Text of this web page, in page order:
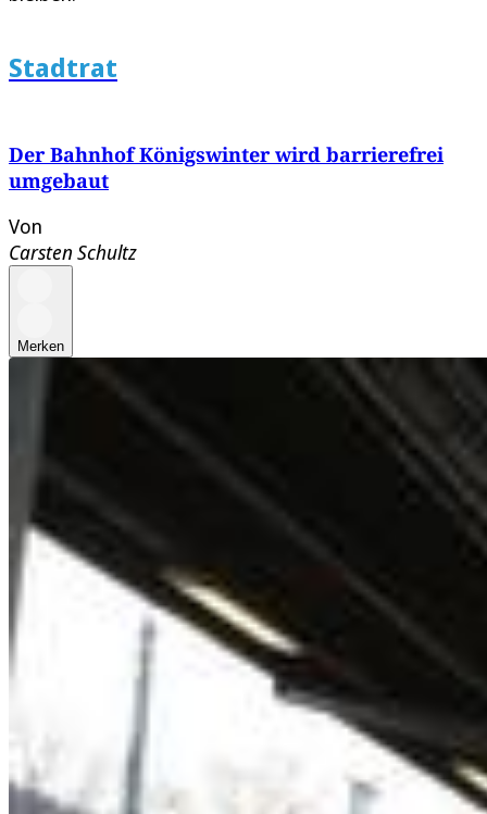
Stadtrat
Der Bahnhof Königswinter wird barrierefrei
umgebaut
Von
Carsten Schultz
Merken